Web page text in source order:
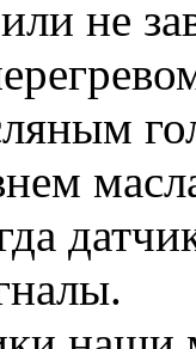
или не